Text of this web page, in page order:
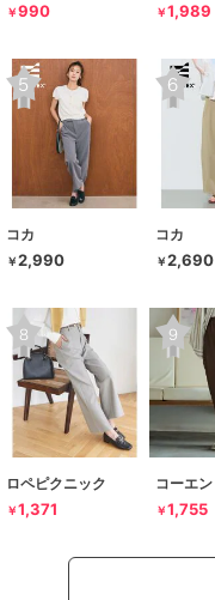
￥990 ￥1,989
コカ
￥2,990
コカ
￥2,690
ロペピクニック
￥1,371
コーエン
￥1,755